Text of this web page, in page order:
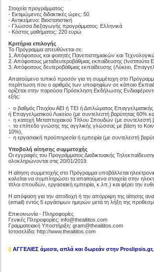
Στοιχεία προγράμματος:
- Εκτιμώμενες διδακτικές ώρες: 50
- Αντικείμενο: Βιοστατιστική
- Γλώσσα διεξαγωγής προγράμματος: Ελληνικά
- Κόστος μαθήματος: 220 ευρώ
Κριτήρια επιλογής
Το Πρόγραμμα απευθύνεται σε:
1. Απόφοιτους και φοιτητές Πανεπιστημιακών και
2. Απόφοιτους μεταδευτεροβάθμιας εκπαίδευσης (Ινστιτούτα
3. Απόφοιτους δευτεροβάθμιας εκπαίδευσης (Λύκειο,
Απαιτούμενο τυπικό προσόν για τη συμμέτοχη στο
περίπτωση που ο αριθμός των υποψηφίων σε κάποιο
ορίζεται στην παρούσα Πρόσκληση Εκδήλωσης
εξής:
- ο βαθμός Πτυχίου ΑΕΙ ή ΤΕΙ ή Διπλώματος Επαγγελματικής
ή Επαγγελματικού Λυκείου (με συντελεστή βαρύτητας 60%
- η κατοχή Μεταπτυχιακού Τίτλου Σπουδών (με συντελεστή
- το επίπεδο γνώσης της αγγλικής γλώσσας με βάση το
10%),
- η εργασιακή προϋπηρεσία ή εμπειρία (με συντελεστή
Υποβολή αίτησης συμμετοχής
Οι εγγραφές του Προγράμματος Διαδικτυακής
ολοκληρώνονται στις 20/01/2019.
Η αίτηση συμμετοχής στο Πρόγραμμα υποβάλλεται
καλείται να συμπληρώσει τα απαιτούμενα στοιχεία στην
τίτλοι σπουδών, εργασιακή εμπειρία, κ.λπ.) και φέρει την
Η απόφαση για την αποδοχή ή την απόρριψη της αίτησης
(email) εντός 5 εργάσιμων ημερών μετά τη λήξη της
Επικοινωνία - Πληροφορίες
Γενικές Πληροφορίες: info@theaititos.com
Γραμματειακή Υποστήριξη: gram@theaititos.com
Ιστοσελίδα: http://www.theaititos.com
|| ΑΓΓΕΛΙΕΣ άμεσα, απλά και δωρεάν στην Proslipsis.gr,